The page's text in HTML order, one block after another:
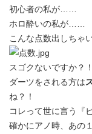
初心者の私が……
ホロ酔いの私が……
こんな点数出しちゃ
スゴクないですか？
ダーツをされる方は
ね？！
コレって世に言う『
確かにアノ時、あの